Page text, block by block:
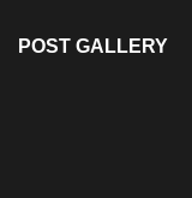
POST GALLERY